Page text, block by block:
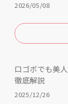
2026/05/08
口ゴボでも美
徹底解説
2025/12/26